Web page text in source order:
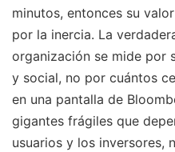
minutos, entonces su
por la inercia. La
organización se mide por
y social, no por cuántos
en una pantalla de
gigantes frágiles que
usuarios y los inversores,